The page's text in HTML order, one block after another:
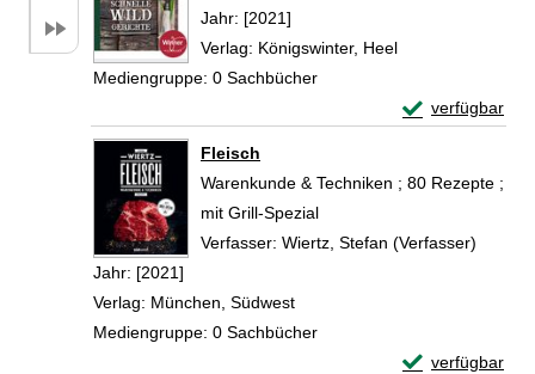
Jahr: [2021]
Verlag: Königswinter, Heel
Mediengruppe: 0 Sachbücher
verfügbar
Exemplar-
Fleisch
Warenkunde & Techniken ; 80 Rezepte ;
mit Grill-Spezial
Verfasser: Wiertz, Stefan (Verfasser)
Jahr: [2021]
Verlag: München, Südwest
Mediengruppe: 0 Sachbücher
verfügbar
Exemplar-